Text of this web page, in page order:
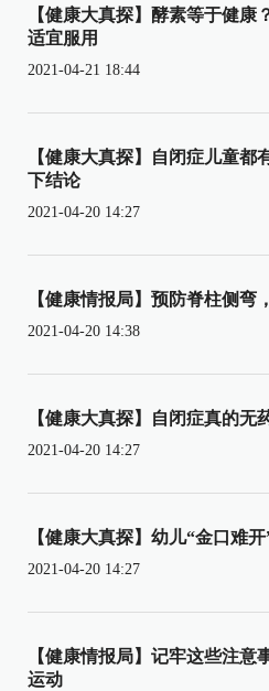
【健康大真探】酵素等于健康
适宜服用
2021-04-21 18:44
【健康大真探】自闭症儿童都
下结论
2021-04-20 14:27
【健康情报局】预防脊柱侧弯
2021-04-20 14:38
【健康大真探】自闭症真的无
2021-04-20 14:27
【健康大真探】幼儿“金口难
2021-04-20 14:27
【健康情报局】记牢这些注意
运动